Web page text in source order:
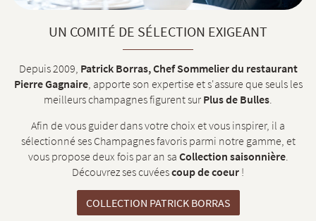
UN COMITÉ DE SÉLECTION EXIGEANT
Depuis 2009, Patrick Borras, Chef Sommelier du restaurant
Pierre Gagnaire, apporte son expertise et s'assure que seuls les
meilleurs champagnes figurent sur Plus de Bulles
Afin de vous guider dans votre choix et vous inspirer, il a
sélectionné ses Champagnes favoris parmi notre gamme, et
vous propose deux fois par an sa Collection saisonnière.
Découvrez ses cuvéescoup de coeur !
COLLECTION PATRICK BORRAS